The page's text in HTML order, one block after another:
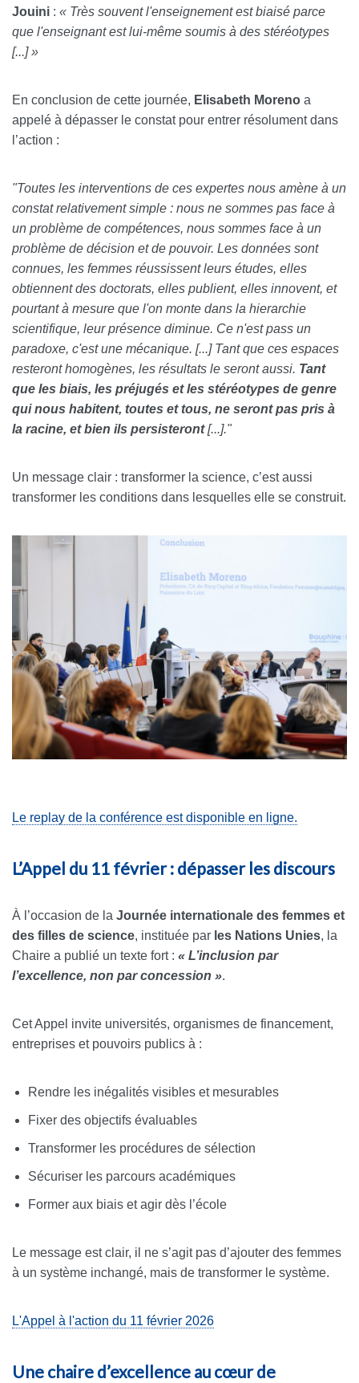
Jouini : « Très souvent l'enseignement est biaisé parce
que l'enseignant est lui-même soumis à des stéréotypes
[...] »
En conclusion de cette journée, Elisabeth Moreno a
appelé à dépasser le constat pour entrer résolument dans
l’action :
"Toutes les interventions de ces expertes nous amène à un
constat relativement simple : nous ne sommes pas face à
un problème de compétences, nous sommes face à un
problème de décision et de pouvoir. Les données sont
connues, les femmes réussissent leurs études, elles
obtiennent des doctorats, elles publient, elles innovent, et
pourtant à mesure que l'on monte dans la hierarchie
scientifique, leur présence diminue. Ce n'est pass un
paradoxe, c'est une mécanique. [...] Tant que ces espaces
resteront homogènes, les résultats le seront aussi. Tant
que les biais, les préjugés et les stéréotypes de genre
qui nous habitent, toutes et tous, ne seront pas pris à
la racine, et bien ils persisteront[...]."
Un message clair : transformer la science, c’est aussi
transformer les conditions dans lesquelles elle se construit.
Le replay de la conférence est disponible en ligne.
L’Appel du 11 février : dépasser les discours
À l’occasion de la Journée internationale des femmes et
des filles de science, instituée par les Nations Unies, la
Chaire a publié un texte fort : « L’inclusion par
l’excellence, non par concession ».
Cet Appel invite universités, organismes de financement,
entreprises et pouvoirs publics à :
Rendre les inégalités visibles et mesurables
Fixer des objectifs évaluables
Transformer les procédures de sélection
Sécuriser les parcours académiques
Former aux biais et agir dès l’école
Le message est clair, il ne s’agit pas d’ajouter des femmes
à un système inchangé, mais de transformer le système.
L'Appel à l'action du 11 février 2026
Une chaire d’excellence au cœur de